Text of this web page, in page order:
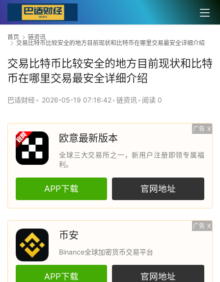
首页
链资讯
交易比特币比较安全的地方目前现状和比特币在哪里交易最安全详细介绍
交易比特币比较安全的地方目前现状和比特
币在哪里交易最安全详细介绍
巴适财经• 2026-05-19 07:16:42•链资讯• 阅读 0
广告 X
欧意最新版本
全球三大交易所之一，新用户注册即领专属福
利。
APP下载 官网地址
广告 X
币安
Binance全球加密货币交易平台
APP下载 官网地址